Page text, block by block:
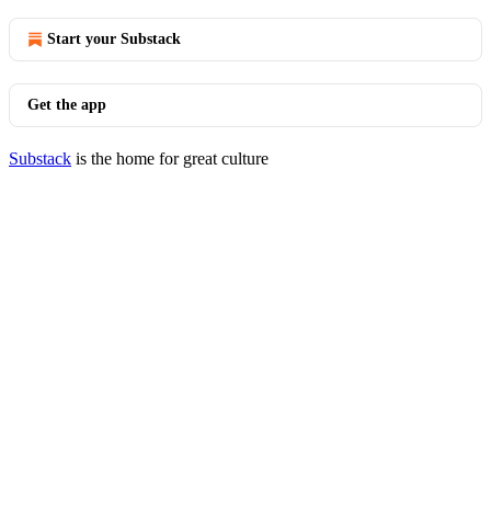
Start your Substack
Get the app
Substack is the home for great culture